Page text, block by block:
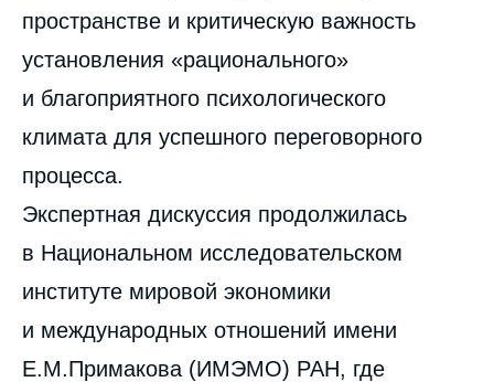
пространстве и критическую важность
установления «рационального»
и благоприятного психологического
климата для успешного переговорного
процесса.
Экспертная дискуссия продолжилась
в Национальном исследовательском
институте мировой экономики
и международных отношений имени
Е.М.Примакова (ИМЭМО) РАН, где